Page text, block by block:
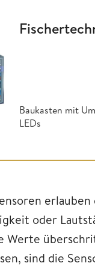
Baukasten mit
LEDs
oder
sind die